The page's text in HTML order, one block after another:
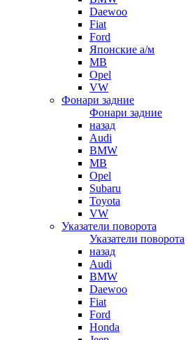
Daewoo
Fiat
Ford
Японские а/м
MB
Opel
VW
Фонари задние
Фонари задние
назад
Audi
BMW
MB
Opel
Subaru
Toyota
VW
Указатели поворота
Указатели поворота
назад
Audi
BMW
Daewoo
Fiat
Ford
Honda